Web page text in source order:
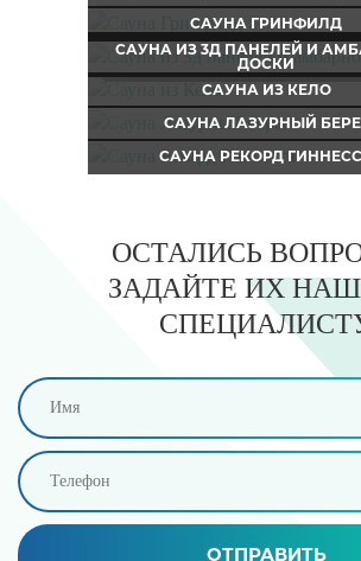
САУНА ГРИНФИЛД
САУНА ИЗ 3Д ПАНЕЛЕЙ И
ДОСКИ
САУНА ИЗ КЕЛО
САУНА ЛАЗУРНЫЙ
САУНА РЕКОРД
ОСТАЛИСЬ
ЗАДАЙТЕ ИХ
ОТПРАВИТЬ